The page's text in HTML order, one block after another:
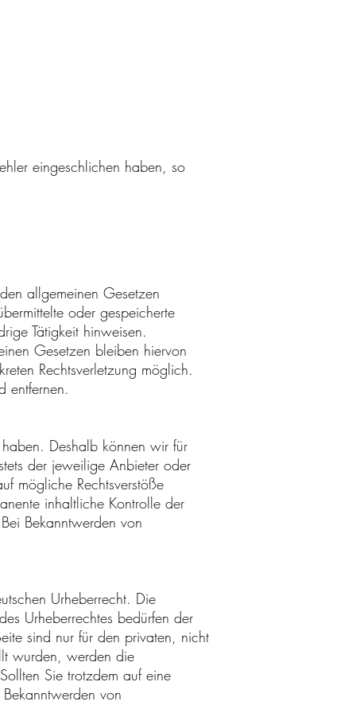
eingeschlichen haben, so
allgemeinen Gesetzen
oder gespeicherte
Tätigkeit hinweisen.
Gesetzen bleiben hiervon
Rechtsverletzung möglich.
entfernen.
Deshalb können wir für
der jeweilige Anbieter oder
mögliche Rechtsverstöße
inhaltliche Kontrolle der
Bekanntwerden von
Urheberrecht. Die
Urheberrechtes bedürfen der
sind nur für den privaten, nicht
wurden, werden die
Sie trotzdem auf eine
von